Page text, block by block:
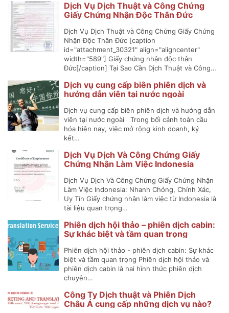
Dịch Vụ Dịch Thuật và Công Chứng
Giấy Chứng Nhận Độc Thân Đức
Dịch Vụ Dịch Thuật và Công Chứng Giấy Chứng
Nhận Độc Thân Đức [caption
id="attachment_30321" align="aligncenter"
width="589"] Giấy chứng nhận độc thân
Đức[/caption] Tại Sao Cần Dịch Thuật và Công…
Dịch vụ cung cấp biên phiên dịch và
hướng dẫn viên tại nước ngoài
Dịch vụ cung cấp biên phiên dịch và hướng dẫn
viên tại nước ngoài Trong bối cảnh toàn cầu
hóa hiện nay, việc mở rộng kinh doanh, ký
kết…
Dịch Vụ Dịch Và Công Chứng Giấy
Chứng Nhận Làm Việc Indonesia
Dịch Vụ Dịch Và Công Chứng Giấy Chứng Nhận
Làm Việc Indonesia: Nhanh Chóng, Chính Xác,
Uy Tín Giấy chứng nhận làm việc từ Indonesia là
tài liệu quan trọng…
Phiên dịch hội thảo – phiên dịch cabin:
Sự khác biệt và tầm quan trọng
Phiên dịch hội thảo - phiên dịch cabin: Sự khác
biệt và tầm quan trọng Phiên dịch hội thảo và
phiên dịch cabin là hai hình thức phiên dịch
chuyên…
Công Ty Dịch thuật và Phiên Dịch
Châu Á cung cấp những dịch vụ nào?